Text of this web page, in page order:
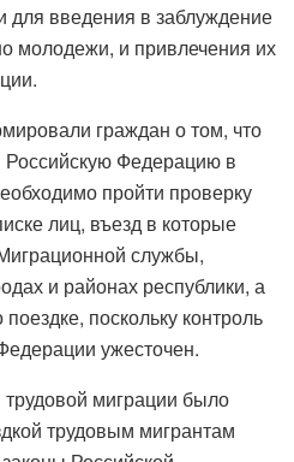
для введения в заблуждение
молодежи, и привлечения их
граждан о том, что
Российскую Федерацию в
пройти проверку
лиц, въезд в которые
службы,
и районах республики, а
поскольку контроль
ужесточен.
миграции было
трудовым мигрантам